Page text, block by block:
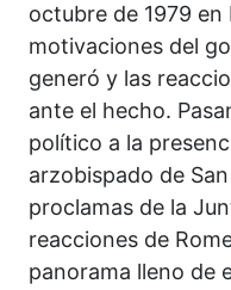
octubre de 1979 en
motivaciones del
generó y las
ante el hecho.
político a la
arzobispado de
proclamas de la
reacciones de
panorama lleno de